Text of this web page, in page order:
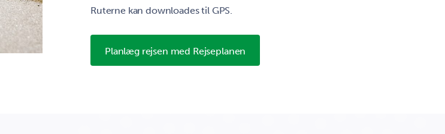
Ruterne kan downloades til GPS.
Planlæg rejsen med Rejseplanen